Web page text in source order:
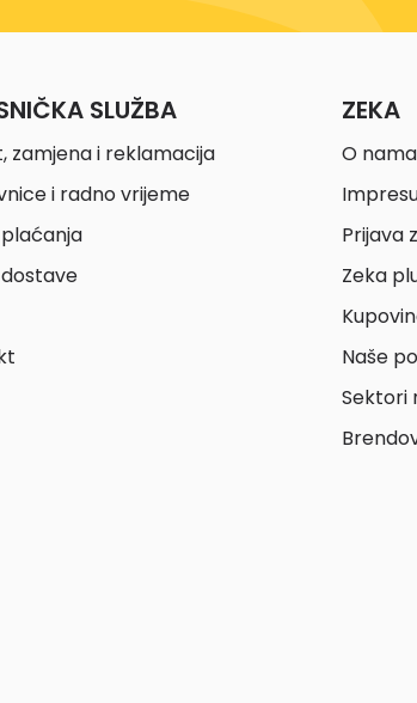
SLUŽBA
zamjena i reklamacija
i radno vrijeme
ZEKA
O nama
Prijava
Zeka
Naše
Sektori